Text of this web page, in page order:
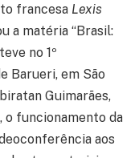
francesa Lexis
a matéria “Brasil:
no 1º
Barueri, em São
Guimarães,
o funcionamento da
aos